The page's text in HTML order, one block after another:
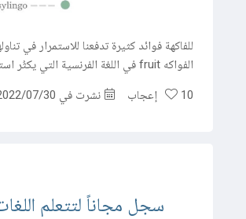
للفاكهة فوائد كثيرة تدفعنا للاستمرار في
الفواكه fruit في اللغة الفرنسية التي يكثُر استخدامها.
10 إعجاب نشرت في 2022/07/30
سجل مجاناً لتتعلم